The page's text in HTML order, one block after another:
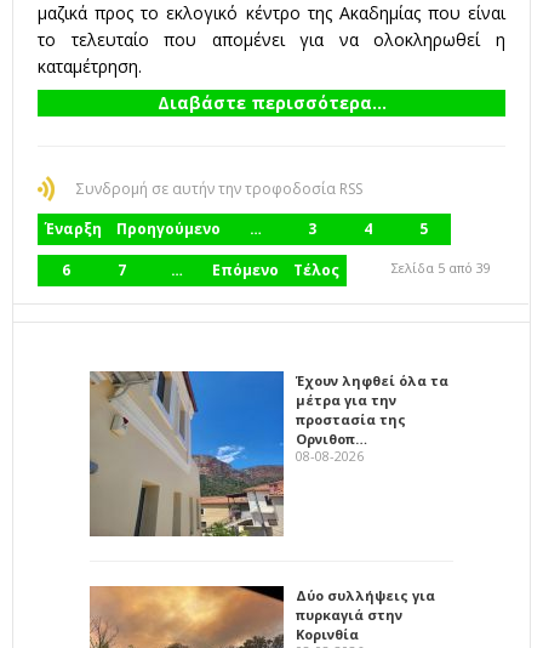
μαζικά προς το εκλογικό κέντρο της Ακαδημίας που είναι
το τελευταίο που απομένει για να ολοκληρωθεί η
καταμέτρηση.
Διαβάστε περισσότερα...
Συνδρομή σε αυτήν την τροφοδοσία RSS
Έναρξη
Προηγούμενο … 3 4
5
6
7 … Επόμενο Τέλος Σελίδα 5 από 39
Έχουν ληφθεί όλα τα
μέτρα για την
προστασία της
Ορνιθοπ…
08-08-2026
Δύο συλλήψεις για
πυρκαγιά στην
Κορινθία